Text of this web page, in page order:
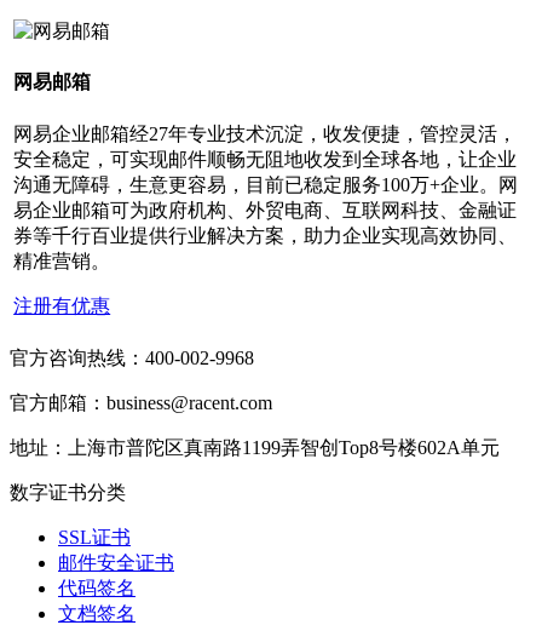
网易邮箱
网易企业邮箱经27年专业技术沉淀，收发便捷，管控灵活，
安全稳定，可实现邮件顺畅无阻地收发到全球各地，让企业
沟通无障碍，生意更容易，目前已稳定服务100万+企业。网
易企业邮箱可为政府机构、外贸电商、互联网科技、金融证
券等千行百业提供行业解决方案，助力企业实现高效协同、
精准营销。
注册有优惠
官方咨询热线：400-002-9968
官方邮箱：business@racent.com
地址：上海市普陀区真南路1199弄智创Top8号楼602A单元
数字证书分类
SSL证书
邮件安全证书
代码签名
文档签名